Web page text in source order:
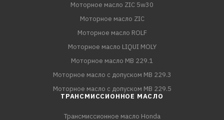
Моторное масло ZIC 5w30
Моторное масло ZIC
Моторное масло ROLF
Моторное масло LIQUI MOLY
Моторное масло MB 229.1
Моторное масло с допуском MB 229.3
Моторное масло с допуском MB 229.5
ТРАНСМИССИОННОЕ МАСЛО
Трансмиссионное масло Honda